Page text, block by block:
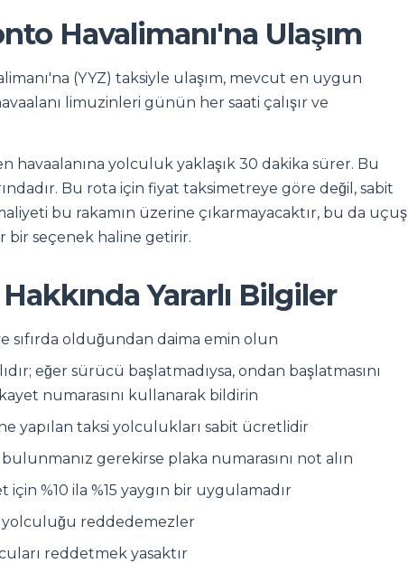
Havalimanı'na Ulaşım
(YYZ) taksiyle ulaşım, mevcut en uygun
limuzinleri günün her saati çalışır ve
yolculuk yaklaşık 30 dakika sürer. Bu
Bu rota için fiyat taksimetreye göre değil, sabit
bu rakamın üzerine çıkarmayacaktır, bu da uçuş
bir seçenek haline getirir.
Yararlı Bilgiler
sıfırda olduğundan daima emin olun
eğer sürücü başlatmadıysa, ondan başlatmasını
numarasını kullanarak bildirin
yapılan taksi yolculukları sabit ücretlidir
gerekirse plaka numarasını not alın
%10 ila %15 yaygın bir uygulamadır
yolculuğu reddedemezler
reddetmek yasaktır